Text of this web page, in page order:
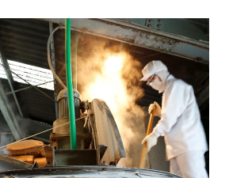
person 会員登録